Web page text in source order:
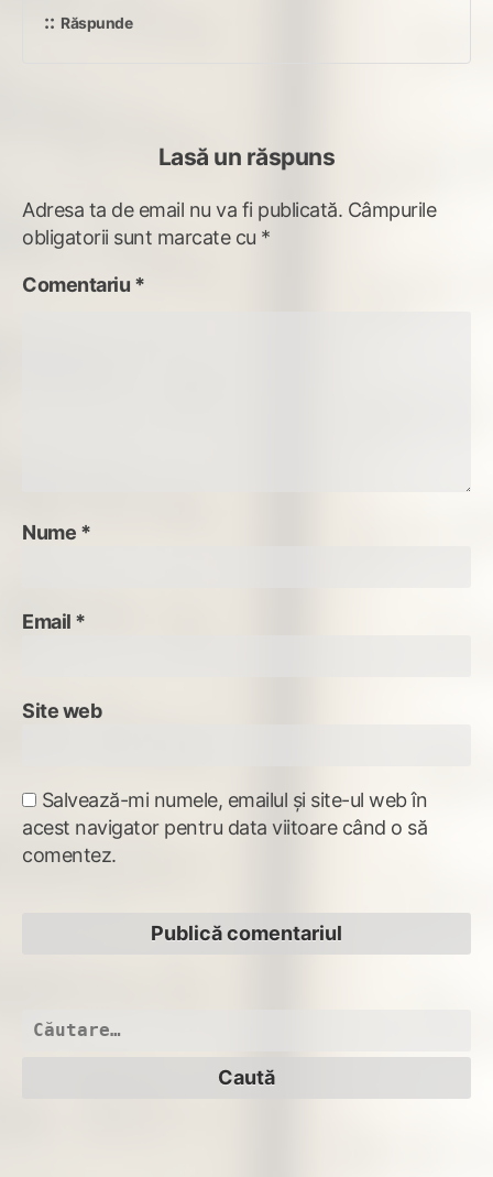
Răspunde
Lasă un răspuns
Adresa ta de email nu va fi publicată. Câmpurile
obligatorii sunt marcate cu *
Comentariu *
Nume *
Email *
Site web
Salvează-mi numele, emailul și site-ul web în
acest navigator pentru data viitoare când o să
comentez.
Caută